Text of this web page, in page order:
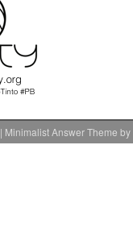
| Minimalist Answer Theme by